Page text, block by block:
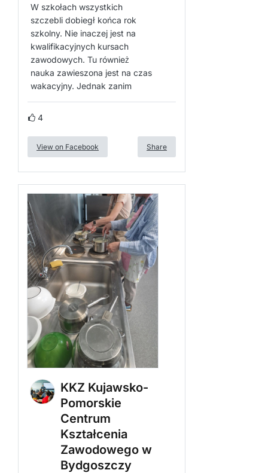
W szkołach wszystkich
szczebli dobiegł końca rok
szkolny. Nie inaczej jest na
kwalifikacyjnych kursach
zawodowych. Tu również
nauka zawieszona jest na czas
wakacyjny. Jednak zanim
4
View on Facebook Share
KKZ Kujawsko-
Pomorskie
Centrum
Kształcenia
Zawodowego w
Bydgoszczy